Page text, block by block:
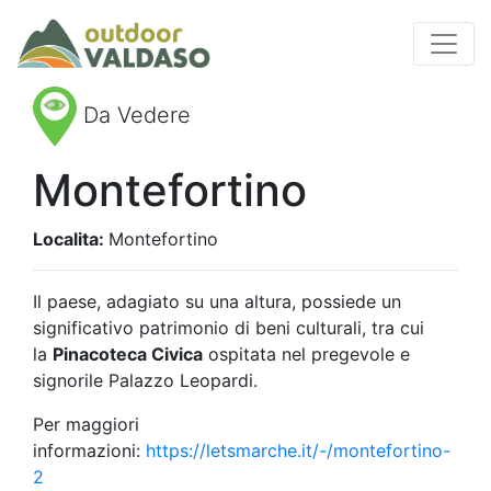
Da Vedere
Montefortino
Localita: Montefortino
Il paese, adagiato su una altura, possiede un
significativo patrimonio di beni culturali, tra cui
la Pinacoteca Civica ospitata nel pregevole e
signorile Palazzo Leopardi.
Per maggiori
informazioni: https://letsmarche.it/-/montefortino-
2